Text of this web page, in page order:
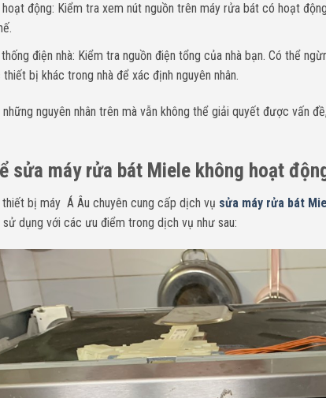
hoạt động: Kiểm tra xem nút nguồn trên máy rửa bát có hoạt
điện nhà: Kiểm tra nguồn điện tổng của nhà bạn. Có thể
bị khác trong nhà để xác định nguyên nhân.
nguyên nhân trên mà vẫn không thể giải quyết được vấn
sửa máy rửa bát Miele không hoạt
bị máy Á Âu chuyên cung cấp dịch vụ sửa máy rửa bát
sử dụng với các ưu điểm trong dịch vụ như sau: